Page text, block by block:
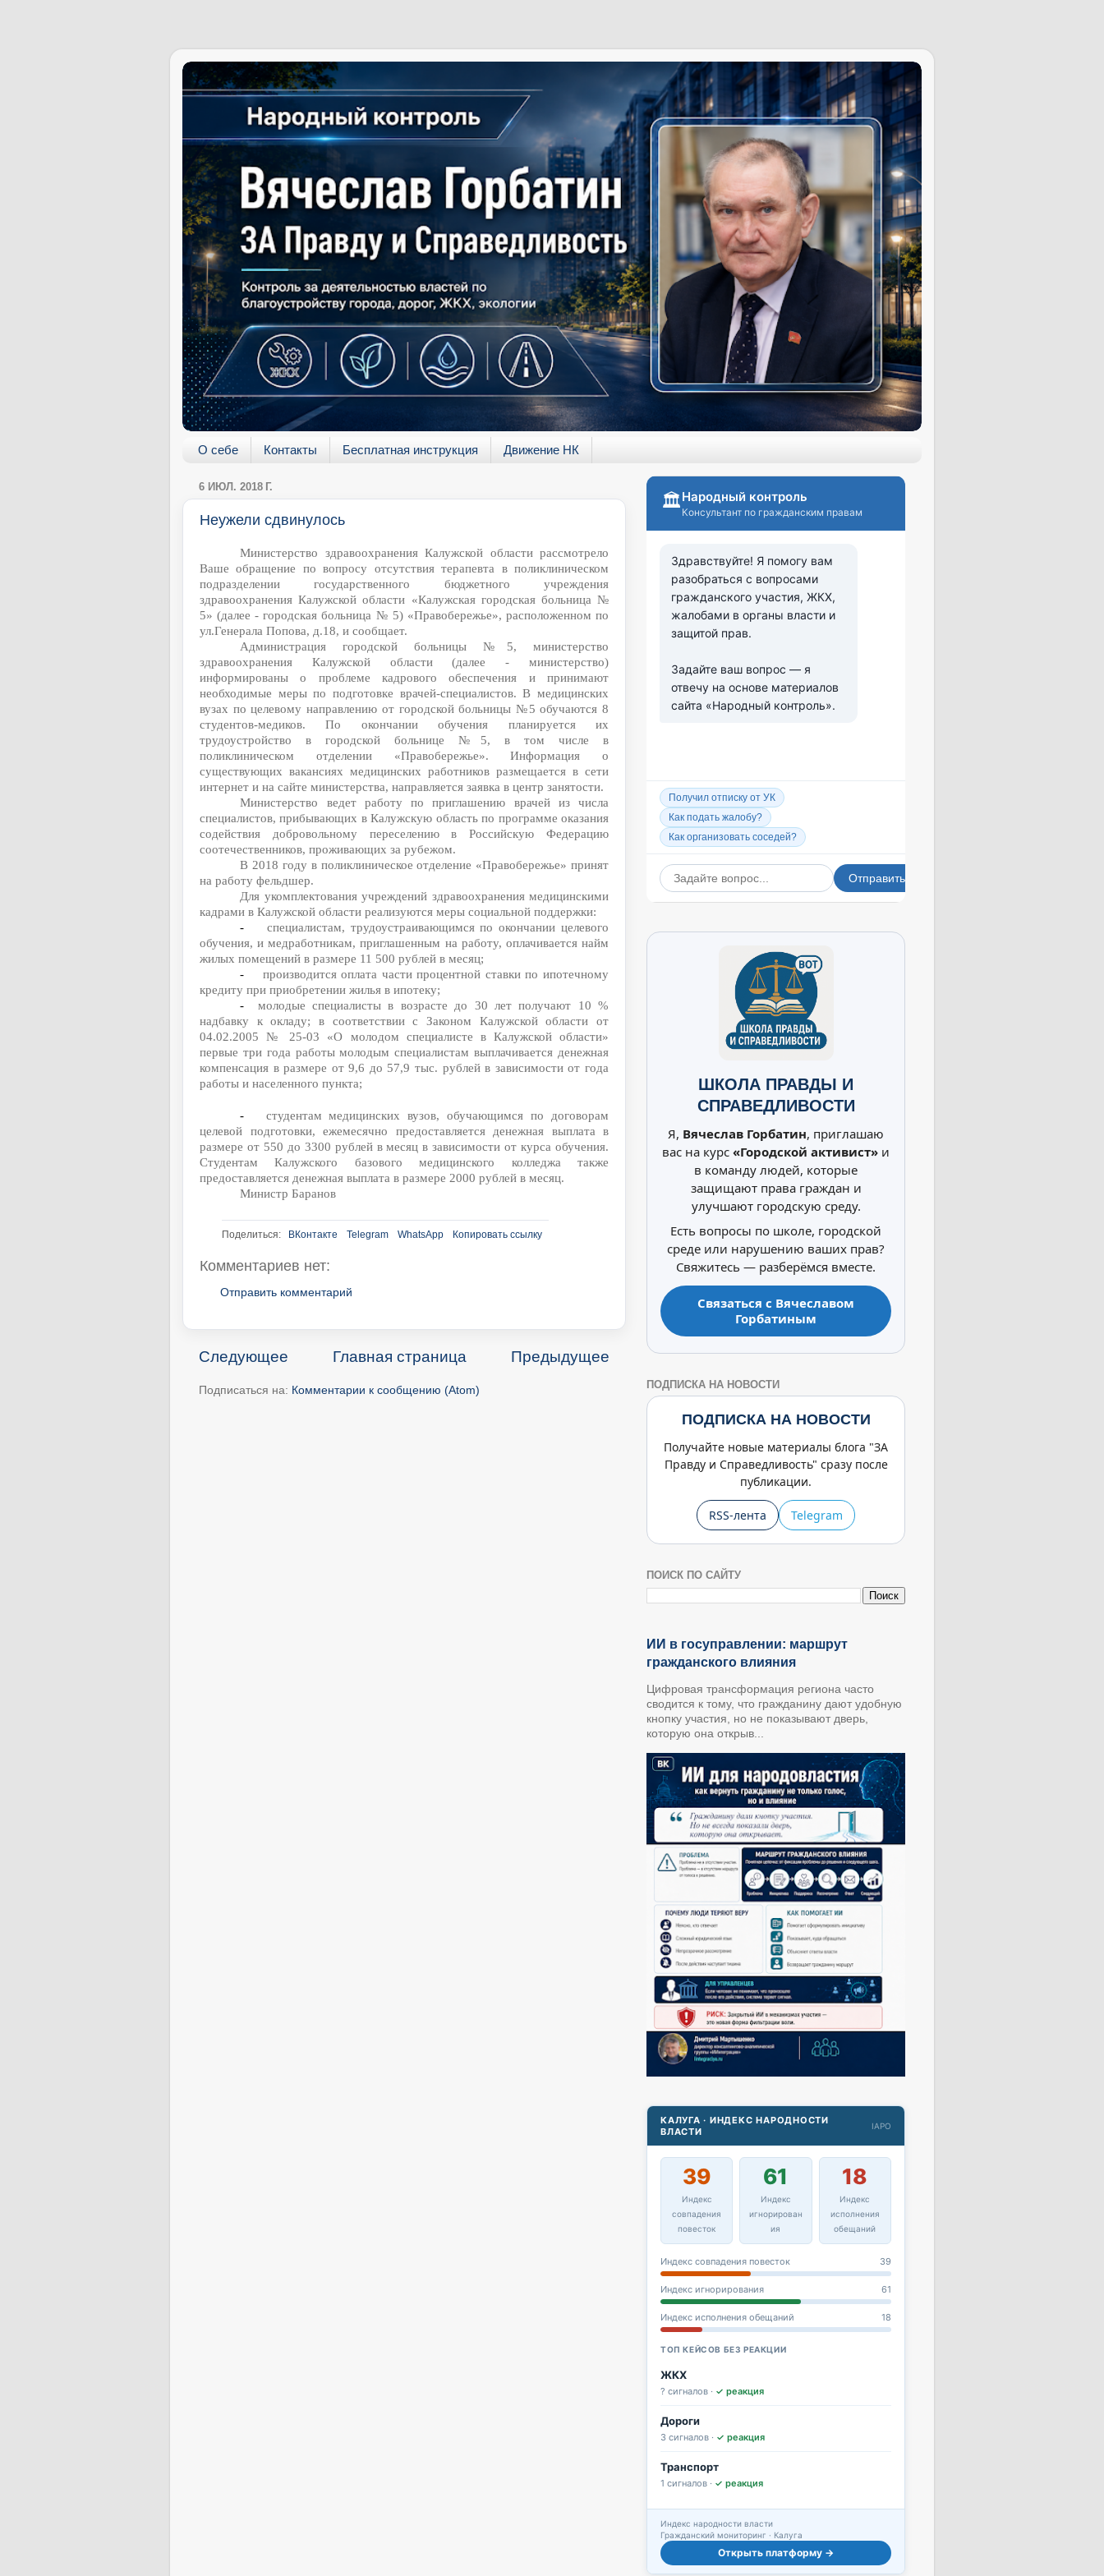
О себе Контакты Бесплатная инструкция Движение НК
6 ИЮЛ. 2018 Г.
Неужели сдвинулось
Министерство здравоохранения Калужской области рассмотрело
Ваше обращение по вопросу отсутствия терапевта в поликлиническом
подразделении государственного бюджетного учреждения
здравоохранения Калужской области «Калужская городская больница №
5» (далее - городская больница № 5) «Правобережье», расположенном по
ул.Генерала Попова, д.18, и сообщает.
Администрация городской больницы №5, министерство
здравоохранения Калужской области (далее - министерство)
информированы о проблеме кадрового обеспечения и принимают
необходимые меры по подготовке врачей-специалистов. В медицинских
вузах по целевому направлению от городской больницы №5 обучаются 8
студентов-медиков. По окончании обучения планируется их
трудоустройство в городской больнице №5, в том числе в
поликлиническом отделении «Правобережье». Информация о
существующих вакансиях медицинских работников размещается в сети
интернет и на сайте министерства, направляется заявка в центр занятости.
Министерство ведет работу по приглашению врачей из числа
специалистов, прибывающих в Калужскую область по программе оказания
содействия добровольному переселению в Российскую Федерацию
соотечественников, проживающих за рубежом.
В 2018 году в поликлиническое отделение «Правобережье» принят
на работу фельдшер.
Для укомплектования учреждений здравоохранения медицинскими
кадрами в Калужской области реализуются меры социальной поддержки:
-
специалистам, трудоустраивающимся по окончании целевого
обучения, и медработникам, приглашенным на работу, оплачивается найм
жилых помещений в размере 11 500 рублей в месяц;
-
производится оплата части процентной ставки по ипотечному
кредиту при приобретении жилья в ипотеку;
-
молодые специалисты в возрасте до 30 лет получают 10 %
надбавку к окладу; в соответствии с Законом Калужской области от
04.02.2005 № 25-03 «О молодом специалисте в Калужской области»
первые три года работы молодым специалистам выплачивается денежная
компенсация в размере от 9,6 до 57,9 тыс. рублей в зависимости от года
работы и населенного пункта;
-
студентам медицинских вузов, обучающимся по договорам
целевой подготовки, ежемесячно предоставляется денежная выплата в
размере от 550 до 3300 рублей в месяц в зависимости от курса обучения.
Студентам Калужского базового медицинского колледжа также
предоставляется денежная выплата в размере 2000 рублей в месяц.
Министр Баранов
Поделиться: ВКонтакте Telegram WhatsApp Копировать ссылку
Комментариев нет:
Отправить комментарий
Следующее Предыдущее
Главная страница
Подписаться на: Комментарии к сообщению (Atom)
ШКОЛА ПРАВДЫ И
СПРАВЕДЛИВОСТИ
Я, Вячеслав Горбатин, приглашаю
вас на курс «Городской активист» и
в команду людей, которые
защищают права граждан и
улучшают городскую среду.
Есть вопросы по школе, городской
среде или нарушению ваших прав?
Свяжитесь — разберёмся вместе.
Связаться с Вячеславом
Горбатиным
ПОДПИСКА НА НОВОСТИ
ПОДПИСКА НА НОВОСТИ
Получайте новые материалы блога "ЗА
Правду и Справедливость" сразу после
публикации.
RSS-лента Telegram
ПОИСК ПО САЙТУ
ИИ в госуправлении: маршрут
гражданского влияния
Цифровая трансформация региона часто
сводится к тому, что гражданину дают удобную
кнопку участия, но не показывают дверь,
которую она открыв...
КАЛУГА · ИНДЕКС НАРОДНОСТИ
ВЛАСТИ
IAPO
39
Индекс
совпадения
повесток
61
Индекс
игнорирован
ия
18
Индекс
исполнения
обещаний
Индекс совпадения повесток 39
Индекс игнорирования 61
Индекс исполнения обещаний 18
ТОП КЕЙСОВ БЕЗ РЕАКЦИИ
ЖКХ
? сигналов · ✓ реакция
Дороги
3 сигналов · ✓ реакция
Транспорт
1 сигналов · ✓ реакция
Индекс народности власти
Гражданский мониторинг · Калуга
Открыть платформу →